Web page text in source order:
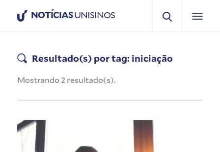
NOTÍCIASUNISINOS
Resultado(s) por tag: iniciação
Mostrando 2 resultado(s).